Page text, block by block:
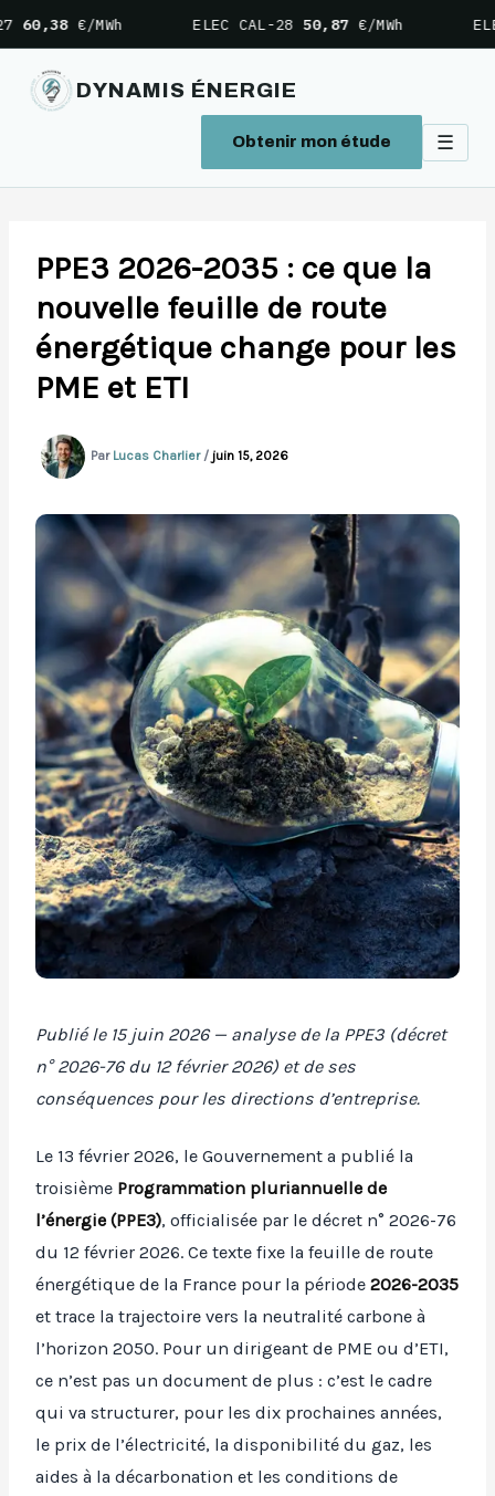
€/MWh ELEC CAL-2850,87€/MWh ELEC
DYNAMIS ÉNERGIE
Obtenir mon étude ☰
contenuPPE3 2026-2035 : ce que la
nouvelle feuille de route
énergétique change pour les
PME et ETI
Par Lucas Charlier / juin 15, 2026
Publié le 15 juin 2026 — analyse de la PPE3 (décret
n° 2026-76 du 12 février 2026) et de ses
conséquences pour les directions d’entreprise.
Le 13 février 2026, le Gouvernement a publié la
troisième Programmation pluriannuelle de
l’énergie (PPE3), officialisée par le décret n° 2026-76
du 12 février 2026. Ce texte fixe la feuille de route
énergétique de la France pour la période2026-2035
et trace la trajectoire vers la neutralité carbone à
l’horizon 2050. Pour un dirigeant de PME ou d’ETI,
ce n’est pas un document de plus : c’est le cadre
qui va structurer, pour les dix prochaines années,
le prix de l’électricité, la disponibilité du gaz, les
aides à la décarbonation et les conditions de